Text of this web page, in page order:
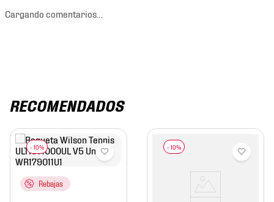
Cargando comentarios…
RECOMENDADOS
Rebajas